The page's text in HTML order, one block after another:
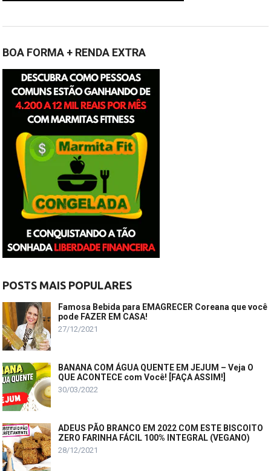
BOA FORMA + RENDA EXTRA
POSTS MAIS POPULARES
Famosa Bebida para EMAGRECER Coreana que você
pode FAZER EM CASA!
27/12/2021
BANANA COM ÁGUA QUENTE EM JEJUM – Veja O
QUE ACONTECE com Você! [FAÇA ASSIM!]
30/03/2022
ADEUS PÃO BRANCO EM 2022 COM ESTE BISCOITO
ZERO FARINHA FÁCIL 100% INTEGRAL (VEGANO)
28/12/2021